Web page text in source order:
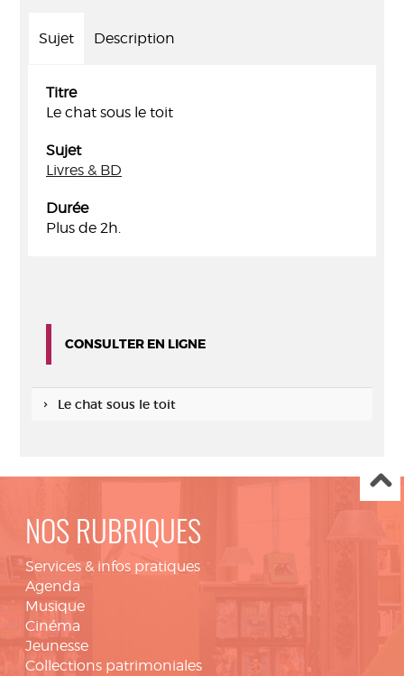
Sujet Description
Titre
Le chat sous le toit
Sujet
Livres & BD
Durée
Plus de 2h.
CONSULTER EN LIGNE
Le chat sous le toit
NOS RUBRIQUES
Services & infos pratiques
Agenda
Musique
Cinéma
Jeunesse
Collections patrimoniales